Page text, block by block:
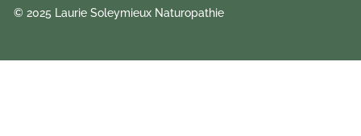
© 2025 Laurie Soleymieux Naturopathie